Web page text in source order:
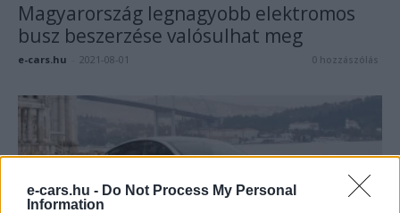
e-cars.hu - Do Not Process My Personal
Information
Magyarország legnagyobb elektromos
busz beszerzése valósulhat meg
e-cars.hu 2021-08-01 0 hozzászólás